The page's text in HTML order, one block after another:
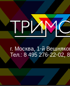
г. Москва ,1-й
Тел.: 8 495 276-22-02,